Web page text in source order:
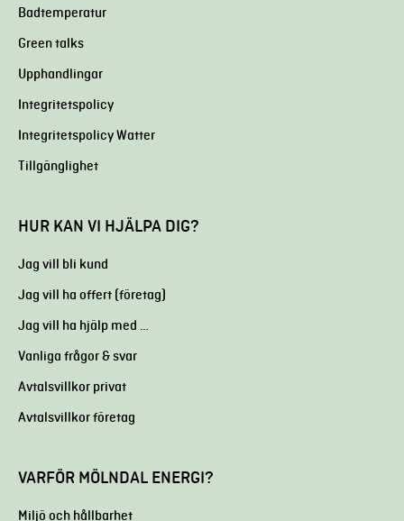
Badtemperatur
Green talks
Upphandlingar
Integritetspolicy
Integritetspolicy Watter
Tillgänglighet
HUR KAN VI HJÄLPA DIG?
Jag vill bli kund
Jag vill ha offert (företag)
Jag vill ha hjälp med …
Vanliga frågor & svar
Avtalsvillkor privat
Avtalsvillkor företag
VARFÖR MÖLNDAL ENERGI?
Miljö och hållbarhet